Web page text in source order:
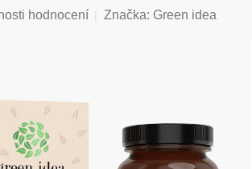
hodnocení Značka: Green idea